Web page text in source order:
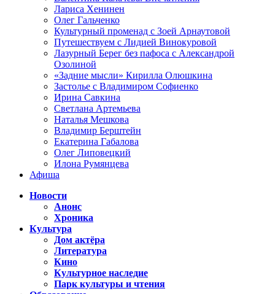
Лариса Хенинен
Олег Гальченко
Культурный променад с Зоей Арнаутовой
Путешествуем с Лидией Винокуровой
Лазурный Берег без пафоса с Александрой
Озолиной
«Задние мысли» Кирилла Олюшкина
Застолье с Владимиром Софиенко
Ирина Савкина
Светлана Артемьева
Наталья Мешкова
Владимир Берштейн
Екатерина Габалова
Олег Липовецкий
Илона Румянцева
Афиша
Новости
Анонс
Хроника
Культура
Дом актёра
Литература
Кино
Культурное наследие
Парк культуры и чтения